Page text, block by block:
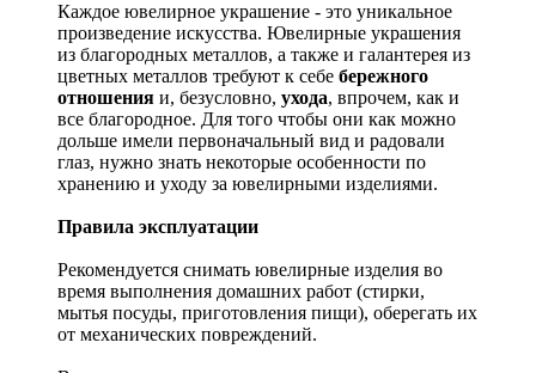
Каждое ювелирное украшение - это уникальное
произведение искусства. Ювелирные украшения
из благородных металлов, а также и галантерея из
цветных металлов требуют к себе бережного
отношения и, безусловно, ухода, впрочем, как и
все благородное. Для того чтобы они как можно
дольше имели первоначальный вид и радовали
глаз, нужно знать некоторые особенности по
хранению и уходу за ювелирными изделиями.
Правила эксплуатации
Рекомендуется снимать ювелирные изделия во
время выполнения домашних работ (стирки,
мытья посуды, приготовления пищи), оберегать их
от механических повреждений.